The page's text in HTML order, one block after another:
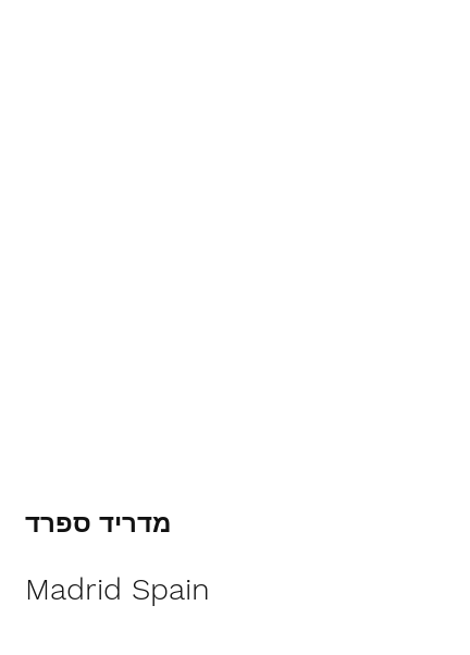
מדריד ספרד
Madrid Spain